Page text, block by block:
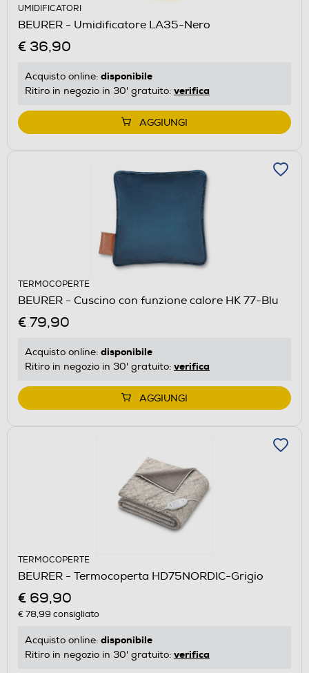
UMIDIFICATORI
BEURER - Umidificatore LA35-Nero
€ 36,90
Acquisto online: disponibile
Ritiro in negozio in 30' gratuito: verifica
AGGIUNGI
TERMOCOPERTE
BEURER - Cuscino con funzione calore HK 77-Blu
€ 79,90
Acquisto online: disponibile
Ritiro in negozio in 30' gratuito: verifica
AGGIUNGI
TERMOCOPERTE
BEURER - Termocoperta HD75NORDIC-Grigio
€ 69,90
€ 78,99 consigliato
Acquisto online: disponibile
Ritiro in negozio in 30' gratuito: verifica